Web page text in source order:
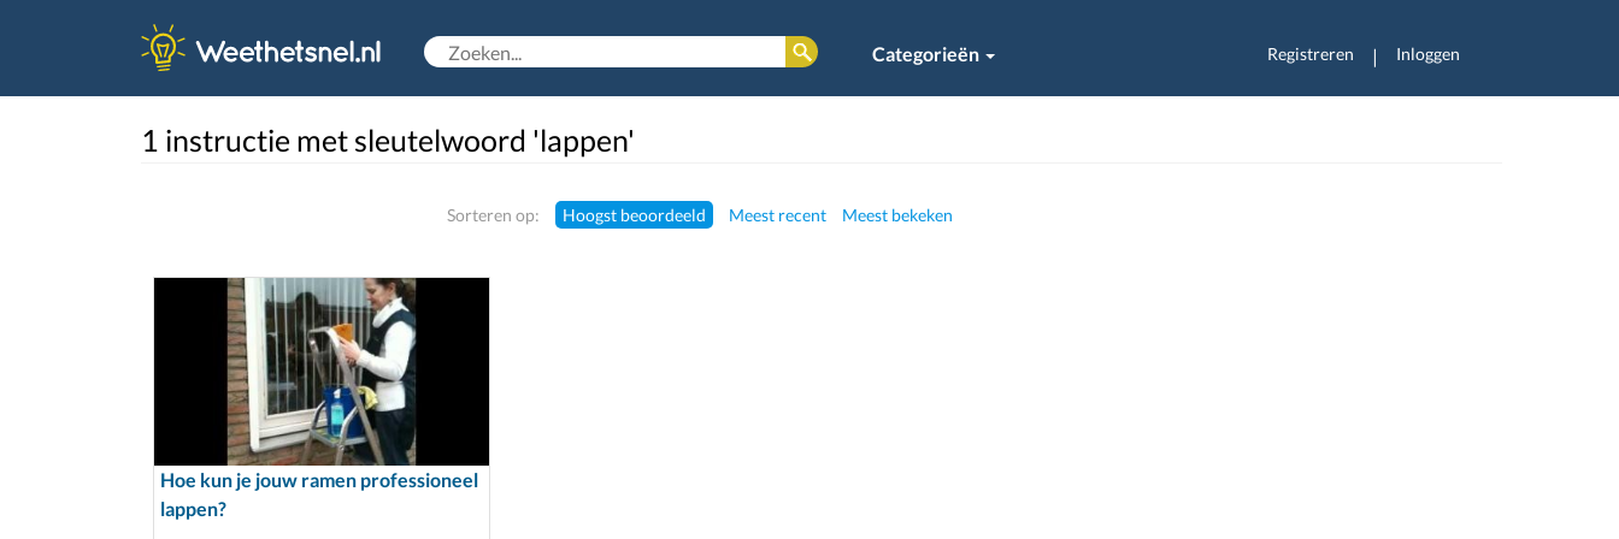
Categorieën Registreren | Inloggen
1 instructie met sleutelwoord 'lappen'
Sorteren op: Hoogst beoordeeld Meest recent Meest bekeken
Hoe kun je jouw ramen professioneel
lappen?